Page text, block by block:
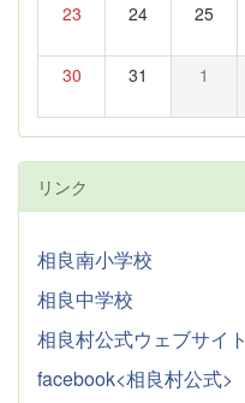
23 24 25
30 31 1
リンク
相良南小学校
相良中学校
相良村公式ウェブサイト
facebook<相良村公式>